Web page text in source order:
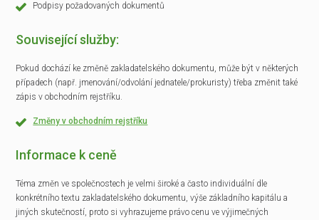
Podpisy požadovaných dokumentů
Související služby:
Pokud dochází ke změně zakladatelského dokumentu, může být v některých
případech (např. jmenování/odvolání jednatele/prokuristy) třeba změnit také
zápis v obchodním rejstříku.
Změny v obchodním rejstříku
Informace k ceně
Téma změn ve společnostech je velmi široké a často individuální dle
konkrétního textu zakladatelského dokumentu, výše základního kapitálu a
jiných skutečností, proto si vyhrazujeme právo cenu ve výjimečných